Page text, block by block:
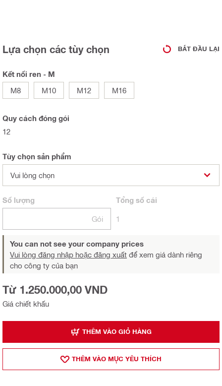
Lựa chọn các tùy chọn BẮT ĐẦU LẠI
Kết nối ren - M
M8
M10 M12 M16
Quy cách đóng gói
12
Tùy chọn sản phẩm
Vui lòng chọn
Số lượng
Gói
Tổng số cái
1
You can not see your company prices
Vui lòng đăng nhập hoặc đăng xuất để xem giá dành riêng
cho công ty của bạn
Giá chiết khấu
Từ 1.250.000,00 VND
THÊM VÀO GIỎ HÀNG
THÊM VÀO MỤ̣C YÊU THÍCH